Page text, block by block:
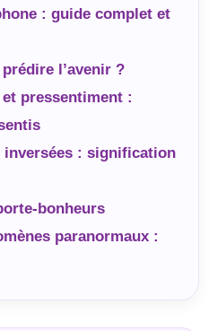
: guide complet et
l’avenir ?
pressentiment :
inversées : signification
bonheurs
paranormaux :